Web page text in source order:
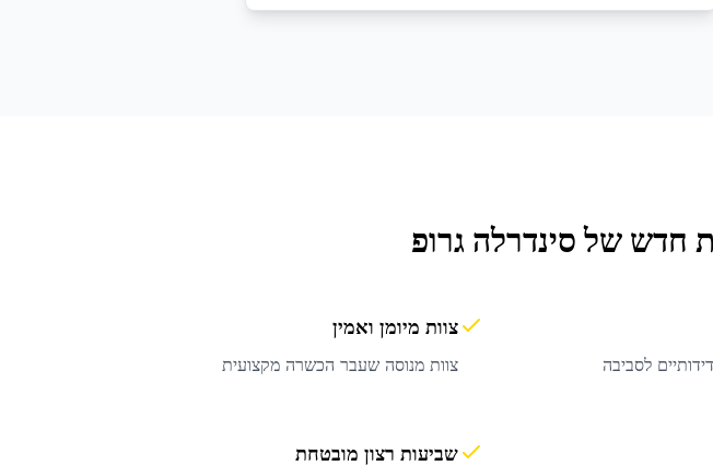
חדש של סינדרלה גרופ
לסביבה
צוות מיומן ואמין
צוות מנוסה שעבר הכשרה מקצועית
שביעות רצון מובטחת